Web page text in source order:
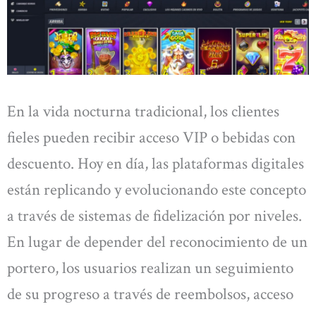
En la vida nocturna tradicional, los clientes
fieles pueden recibir acceso VIP o bebidas con
descuento. Hoy en día, las plataformas digitales
están replicando y evolucionando este concepto
a través de sistemas de fidelización por niveles.
En lugar de depender del reconocimiento de un
portero, los usuarios realizan un seguimiento
de su progreso a través de reembolsos, acceso